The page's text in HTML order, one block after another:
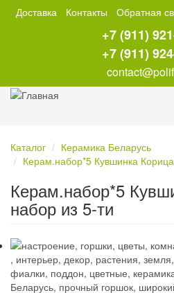
Перейти
Доставка Контакты Обратная
+7 (911)
+7 (911)
Каталог
Керамика Беларусь
Керам.набор*5 Кувшинка
Керам.набор*5
набор из 5-ти